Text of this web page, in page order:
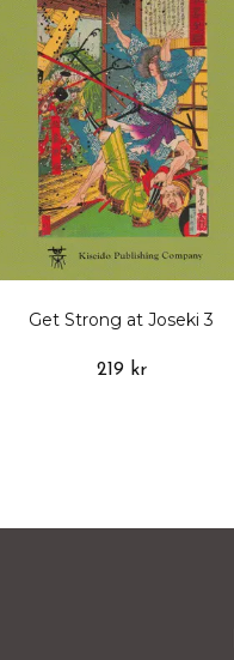
Get Strong at Joseki 3
219 kr